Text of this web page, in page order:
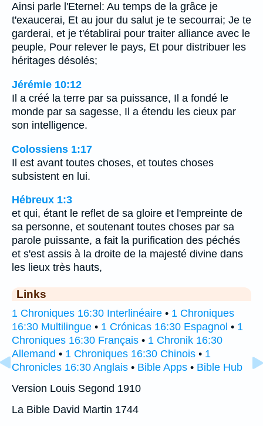
Ainsi parle l'Eternel: Au temps de la grâce je
t'exaucerai, Et au jour du salut je te secourrai; Je te
garderai, et je t'établirai pour traiter alliance avec le
peuple, Pour relever le pays, Et pour distribuer les
héritages désolés;
Jérémie 10:12
Il a créé la terre par sa puissance, Il a fondé le
monde par sa sagesse, Il a étendu les cieux par
son intelligence.
Colossiens 1:17
Il est avant toutes choses, et toutes choses
subsistent en lui.
Hébreux 1:3
et qui, étant le reflet de sa gloire et l'empreinte de
sa personne, et soutenant toutes choses par sa
parole puissante, a fait la purification des péchés
et s'est assis à la droite de la majesté divine dans
les lieux très hauts,
Links
1 Chroniques 16:30 Interlinéaire • 1 Chroniques
16:30 Multilingue • 1 Crónicas 16:30 Espagnol • 1
Chroniques 16:30 Français • 1 Chronik 16:30
Allemand • 1 Chroniques 16:30 Chinois • 1
Chronicles 16:30 Anglais • Bible Apps • Bible Hub
Version Louis Segond 1910
La Bible David Martin 1744